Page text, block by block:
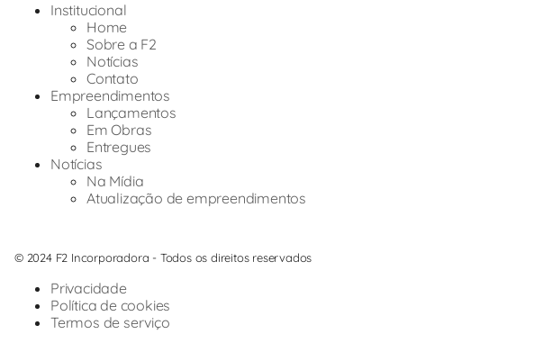
Institucional
Home
Sobre a F2
Notícias
Contato
Empreendimentos
Lançamentos
Em Obras
Entregues
Notícias
Na Mídia
Atualização de empreendimentos
© 2024 F2 Incorporadora - Todos os direitos reservados
Privacidade
Política de cookies
Termos de serviço